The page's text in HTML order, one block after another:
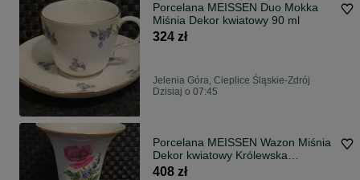
Porcelana MEISSEN Duo Mokka
Miśnia Dekor kwiatowy 90 ml
324 zł
Jelenia Góra, Cieplice Śląskie-Zdrój
Dzisiaj o 07:45
Porcelana MEISSEN Wazon Miśnia
Dekor kwiatowy Królewska
Manufaktura
408 zł